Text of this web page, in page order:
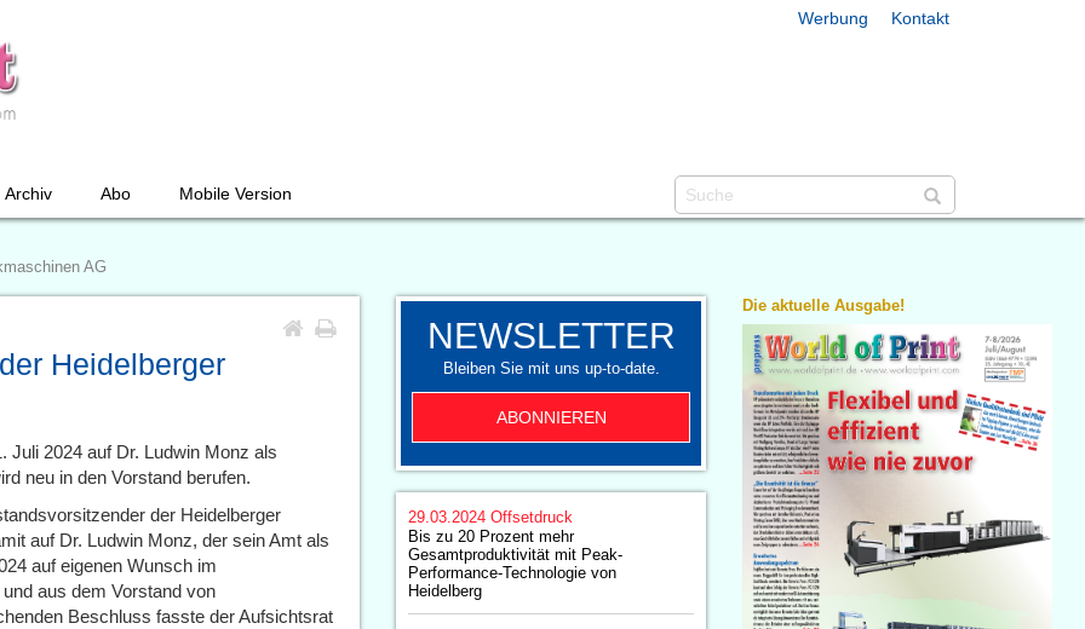
Werbung Kontakt
Archiv Abo Mobile Version
AG
Heidelberger
Juli 2024 auf Dr. Ludwin Monz als
neu in den Vorstand berufen.
der Heidelberger
auf Dr. Ludwin Monz, der sein Amt als
auf eigenen Wunsch im
aus dem Vorstand von
Beschluss fasste der Aufsichtsrat
NEWSLETTER
Bleiben Sie mit uns up-to-date.
ABONNIEREN
29.03.2024 Offsetdruck
Bis zu 20 Prozent mehr
Gesamtproduktivität mit Peak-
Performance-Technologie von
Heidelberg
Die aktuelle Ausgabe!